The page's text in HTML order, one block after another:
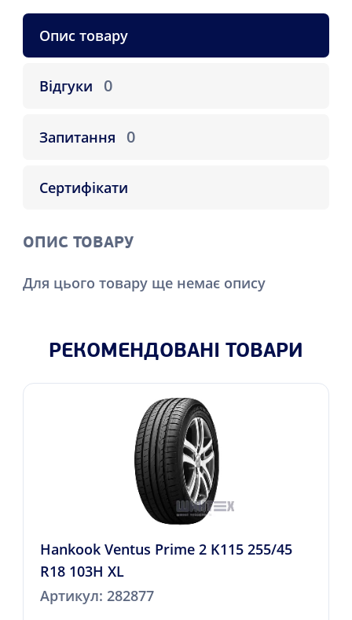
Опис товару
Відгуки 0
Запитання 0
Сертифікати
ОПИС ТОВАРУ
Для цього товару ще немає опису
РЕКОМЕНДОВАНІ ТОВАРИ
Hankook Ventus Prime 2 K115 255/45
R18 103H XL
Артикул: 282877